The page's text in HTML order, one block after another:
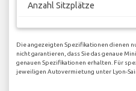
Anzahl Sitzplätze
Die angezeigten Spezifikationen dienen
nicht garantieren, dass Sie das genaue
genauen Spezifikationen erhalten. Für
jeweiligen Autovermietung unter Lyon-